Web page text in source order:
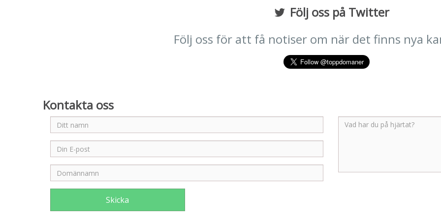
Följ oss på Twitter
Följ oss för att få notiser om när det finns nya
Kontakta oss
Skicka